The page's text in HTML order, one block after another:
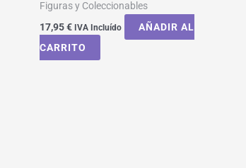
Figuras y Coleccionables
17,95€ IVA Incluído
AÑADIR AL
CARRITO